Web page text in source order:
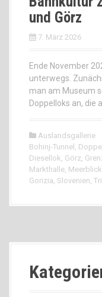
und Görz
7. März 2026
Ende November
unterwegs.
man am Museum
Doppelloks an, die
Auslandsgallerie
Bohinj-Tunnel ,
Diesellok, Görz,
Markthalle, Meerblick
Gorizia, Slovenien,